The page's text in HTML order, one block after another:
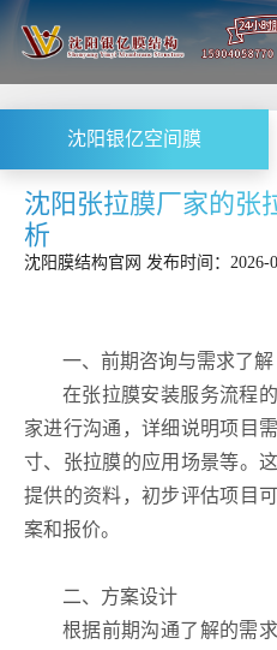
沈阳银亿空间膜
沈阳张拉膜厂家的张
析
沈阳膜结构官网 发布时间：2026-
一、前期咨询与需求了解
在张拉膜安装服务流程
家进行沟通，详细说明项目
寸、张拉膜的应用场景等。
提供的资料，初步评估项目
案和报价。
二、方案设计
根据前期沟通了解的需